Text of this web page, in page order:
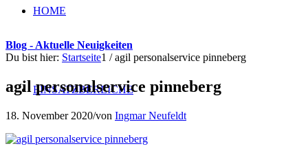
HOME
EINSATZBEREICHE
Blog - Aktuelle Neuigkeiten
Du bist hier: Startseite1 / agil personalservice pinneberg
agil personalservice pinneberg
18. November 2020/von Ingmar Neufeldt